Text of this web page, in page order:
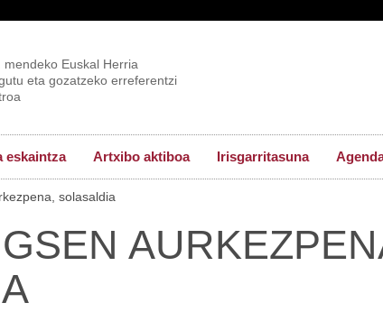
mendeko Euskal Herria
eta gozatzeko erreferentzi
eskaintza Artxibo aktiboa Irisgarritasuna
solasaldia